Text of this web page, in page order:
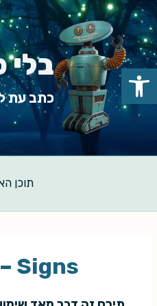
Skip
to
content
בלי
כתב עת
תוכן
Signs – סימנים
פתח סרגל